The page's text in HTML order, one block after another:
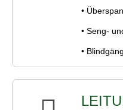
•
• Seng-
•